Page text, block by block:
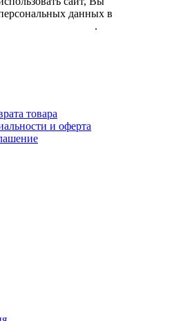
данных в
.
товара
и оферта